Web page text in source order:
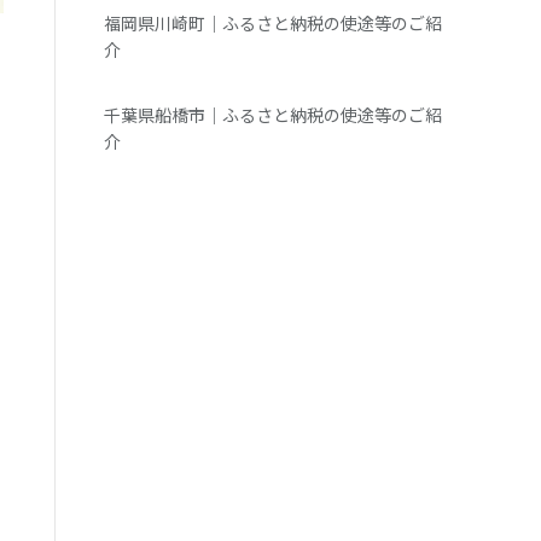
福岡県川崎町｜ふるさと納税の使途等のご紹
介
千葉県船橋市｜ふるさと納税の使途等のご紹
介